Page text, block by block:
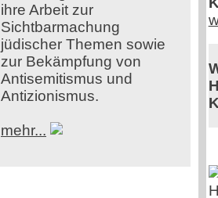
ihre Arbeit zur
Sichtbarmachung
jüdischer Themen sowie
zur Bekämpfung von
Antisemitismus und
Antizionismus.
mehr...